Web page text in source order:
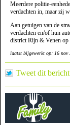
Meerdere politie-
verdachten in, maar zij
Aan getuigen van de
verdachten en/of hun
district Rijn & Venen op
laatst bijgewerkt op: 16 nov
Tweet dit bericht